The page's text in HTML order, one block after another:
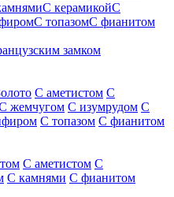
С керамикойС
С топазомС фианитом
замком
С аметистом С
жемчугом С изумрудом С
С топазом С фианитом
С аметистом С
С камнями С фианитом